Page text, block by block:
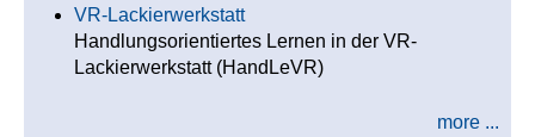
VR-Lackierwerkstatt
Handlungsorientiertes Lernen in der VR-
Lackierwerkstatt (HandLeVR)
more ...